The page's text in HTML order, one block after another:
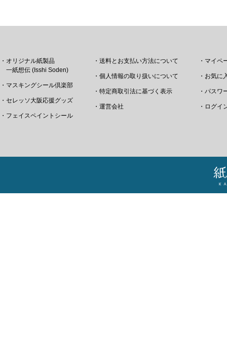
・オリジナル紙製品
一紙想伝 (Isshi Soden)
・マスキングシール倶楽部
・セレッソ大阪応援グッズ
・フェイスペイントシール
・送料とお支払い方法について
・個人情報の取り扱いについて
・特定商取引法に基づく表示
・運営会社
・マイペ
・お気に
・パスワ
・ログイ